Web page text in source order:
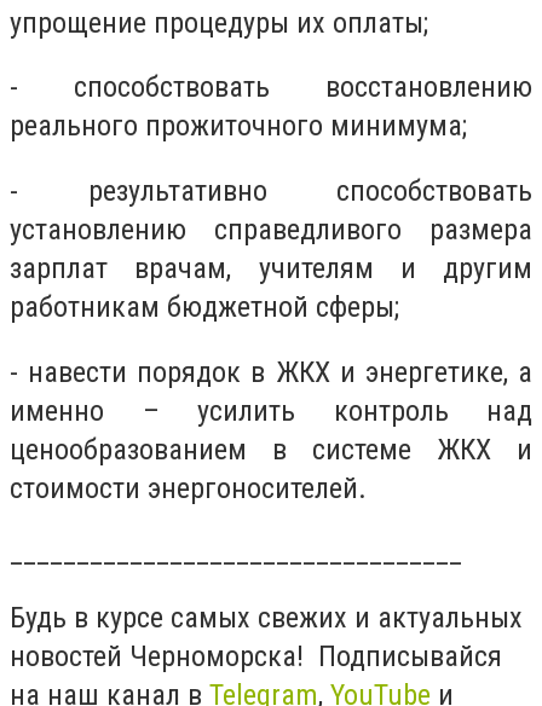
упрощение процедуры их оплаты;
- способствовать восстановлению
реального прожиточного минимума;
- результативно способствовать
установлению справедливого размера
зарплат врачам, учителям и другим
работникам бюджетной сферы;
- навести порядок в ЖКХ и энергетике, а
именно – усилить контроль над
ценообразованием в системе ЖКХ и
стоимости энергоносителей.
Будь в курсе самых свежих и актуальных
новостей Черноморска! Подписывайся
на наш канал в Telegram, YouTube и